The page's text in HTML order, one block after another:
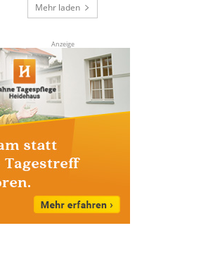
Mehr laden
Anzeige